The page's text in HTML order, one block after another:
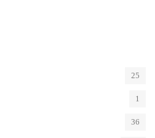
25
1
36